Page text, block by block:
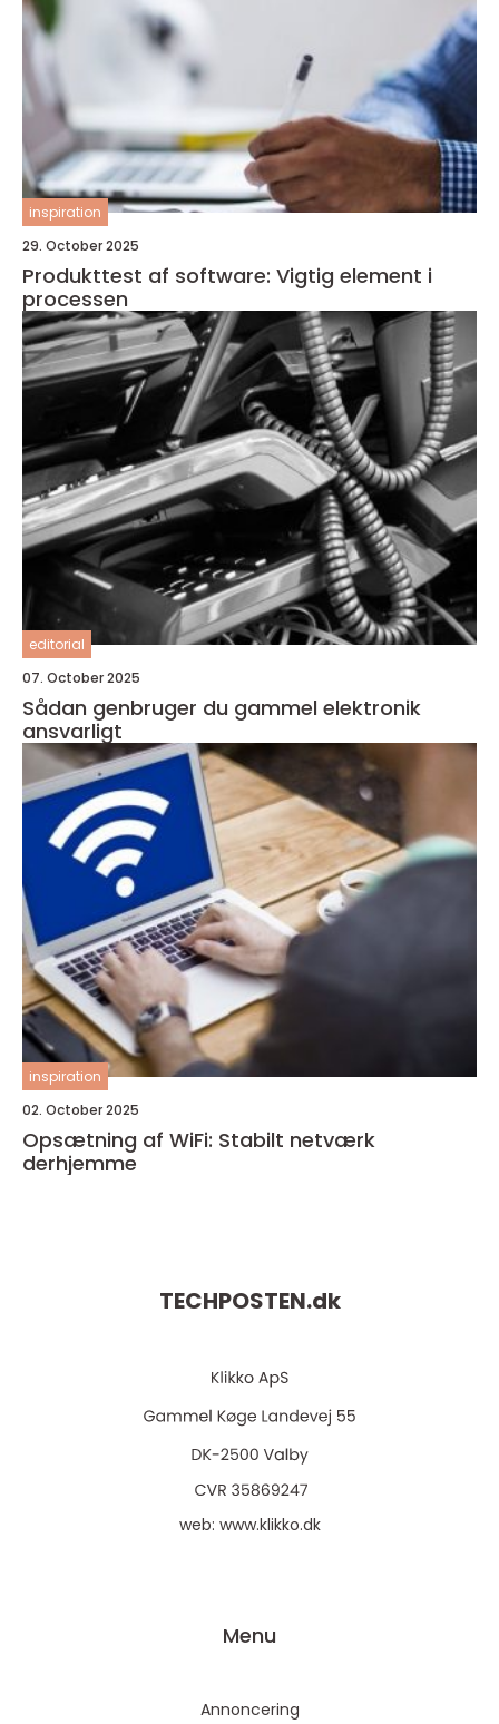
inspiration
29. October 2025
Produkttest af software: Vigtig element i
processen
editorial
07. October 2025
Sådan genbruger du gammel elektronik
ansvarligt
inspiration
02. October 2025
Opsætning af WiFi: Stabilt netværk
derhjemme
TECHPOSTEN.dk
web: www.klikko.dk
Menu
Annoncering